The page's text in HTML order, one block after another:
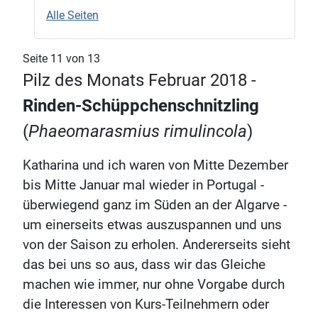
Alle Seiten
Seite 11 von 13
Pilz des Monats Februar 2018 -
Rinden-Schüppchenschnitzling
(Phaeomarasmius rimulincola)
Katharina und ich waren von Mitte Dezember
bis Mitte Januar mal wieder in Portugal -
überwiegend ganz im Süden an der Algarve -
um einerseits etwas auszuspannen und uns
von der Saison zu erholen. Andererseits sieht
das bei uns so aus, dass wir das Gleiche
machen wie immer, nur ohne Vorgabe durch
die Interessen von Kurs-Teilnehmern oder